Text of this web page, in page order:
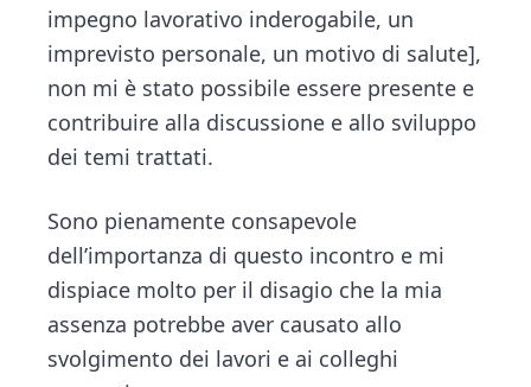
impegno lavorativo inderogabile, un
imprevisto personale, un motivo di salute],
non mi è stato possibile essere presente e
contribuire alla discussione e allo sviluppo
dei temi trattati.
Sono pienamente consapevole
dell’importanza di questo incontro e mi
dispiace molto per il disagio che la mia
assenza potrebbe aver causato allo
svolgimento dei lavori e ai colleghi